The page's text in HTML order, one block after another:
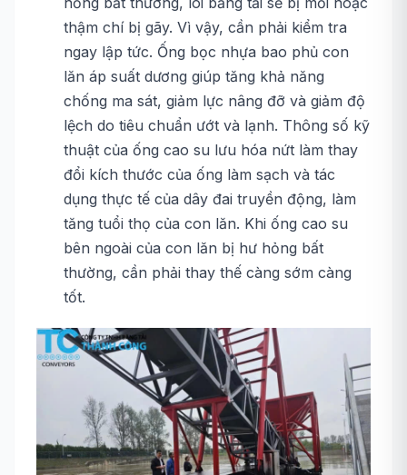
thậm chí bị gãy. Vì vậy, cần phải kiểm tra
ngay lập tức. Ống bọc nhựa bao phủ con
lăn áp suất dương giúp tăng khả năng
chống ma sát, giảm lực nâng đỡ và giảm độ
lệch do tiêu chuẩn ướt và lạnh. Thông số kỹ
thuật của ống cao su lưu hóa nứt làm thay
đổi kích thước của ống làm sạch và tác
dụng thực tế của dây đai truyền động, làm
tăng tuổi thọ của con lăn. Khi ống cao su
bên ngoài của con lăn bị hư hỏng bất
thường, cần phải thay thế càng sớm càng
tốt.